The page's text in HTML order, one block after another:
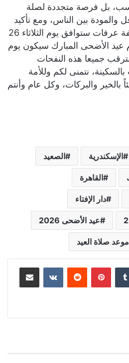
بل فرصة متجددة لصلة
والمودة بين الناس، ومع تأكيد
الحسابات الفلكية أن وقفة عرفات ستوافق يوم الثلاثاء 26
أيام عيد الأضحى المبارك سيكون يوم
27 مايو 2026، نترقب جميعا هذه النفحات
بالسكينة، نتمنى لكم وللأمة
بالخير والبركات، وكل عام وأنتم
الإسكندرية الصعيد
القاهرة
دار الإفتاء
عيد الأضحى 2026
موعد صلاة العيد
بينتيريست مشاركة عبر البريد